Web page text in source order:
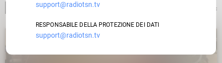
ARTICOLO PRECEDENTE
insert_link
support@radiotsn.tv
RESPONSABILE DELLA PROTEZIONE DEI DATI
support@radiotsn.tv